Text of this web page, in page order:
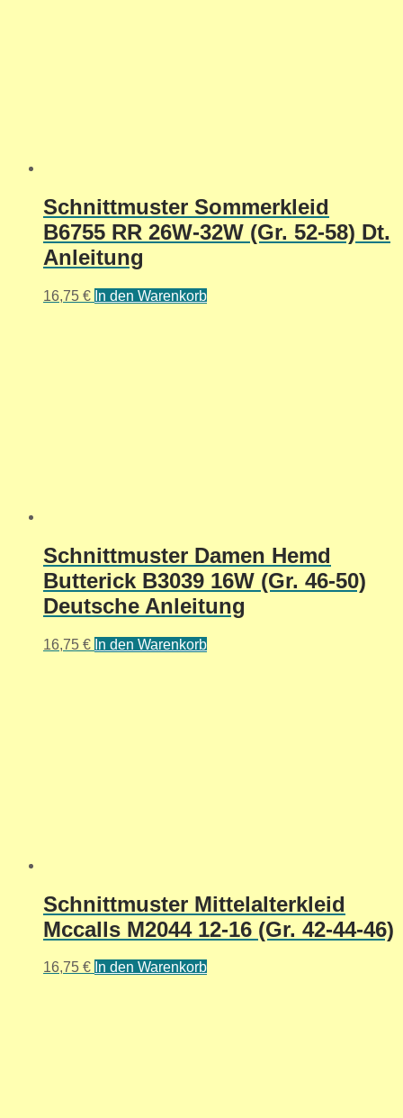
Schnittmuster Sommerkleid
B6755 RR 26W-32W (Gr. 52-58) Dt.
Anleitung
16,75 € In den Warenkorb
Schnittmuster Damen Hemd
Butterick B3039 16W (Gr. 46-50)
Deutsche Anleitung
16,75 € In den Warenkorb
Schnittmuster Mittelalterkleid
Mccalls M2044 12-16 (Gr. 42-44-46)
16,75 € In den Warenkorb